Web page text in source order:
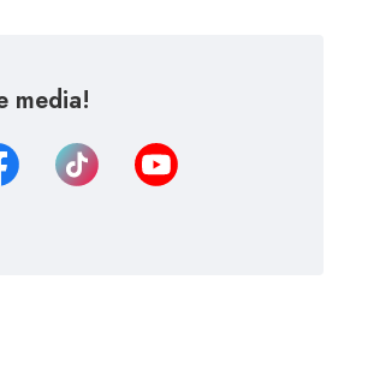
media!